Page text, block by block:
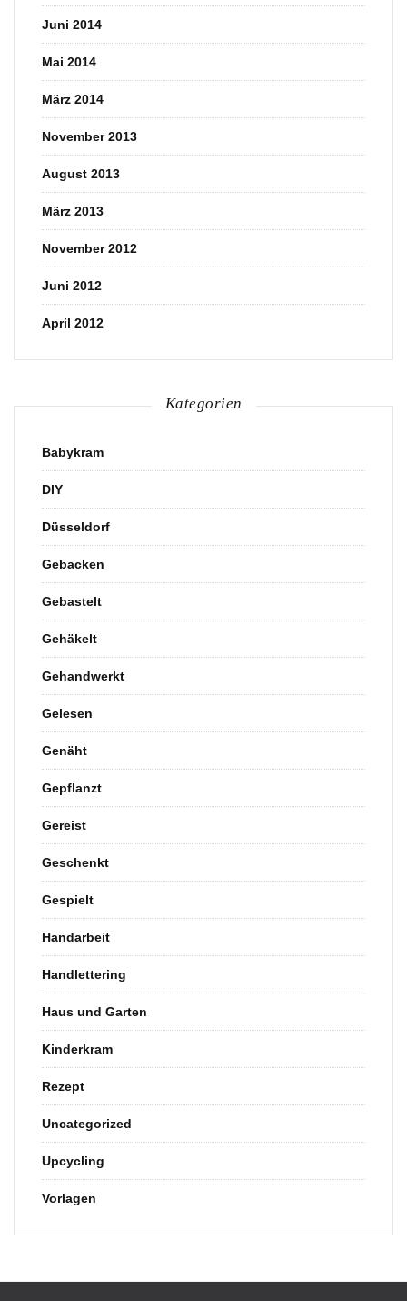
Juni 2014
Mai 2014
März 2014
November 2013
August 2013
März 2013
November 2012
Juni 2012
April 2012
Kategorien
Babykram
DIY
Düsseldorf
Gebacken
Gebastelt
Gehäkelt
Gehandwerkt
Gelesen
Genäht
Gepflanzt
Gereist
Geschenkt
Gespielt
Handarbeit
Handlettering
Haus und Garten
Kinderkram
Rezept
Uncategorized
Upcycling
Vorlagen